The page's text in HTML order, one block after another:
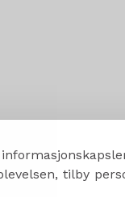
tilby